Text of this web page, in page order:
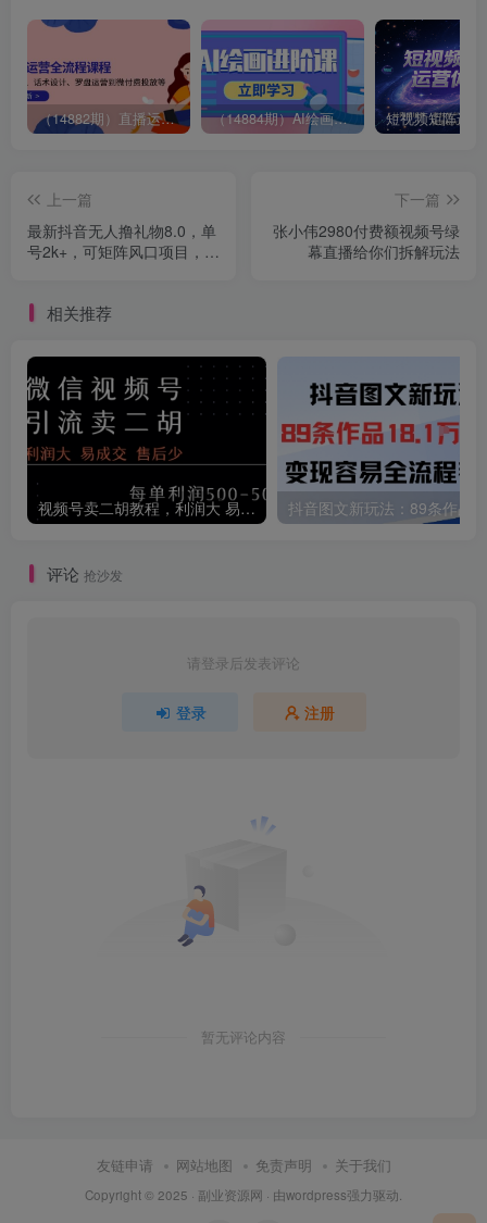
（14882期）直播运营全流程课程-5月更新：从起号、话术设计、罗盘运营到微付费投放等 （14884期）AI绘画进阶课，涵盖电商摄影等多领域，PS操作与AI工具使用全面教学
上一篇
最新抖音无人撸礼物8.0，单
号2k+，可矩阵风口项目，小
下一篇
张小伟2980付费额视频号绿
幕直播给你们拆解玩法
相关推荐
视频号卖二胡教程，利润大 易成交 售后少，一单利润5张+
评论 抢沙发
请登录后发表评论
登录 注册
暂无评论内容
友链申请 网站地图 免责声明 关于我们
Copyright © 2025 · 副业资源网 · 由wordpress强力驱动.